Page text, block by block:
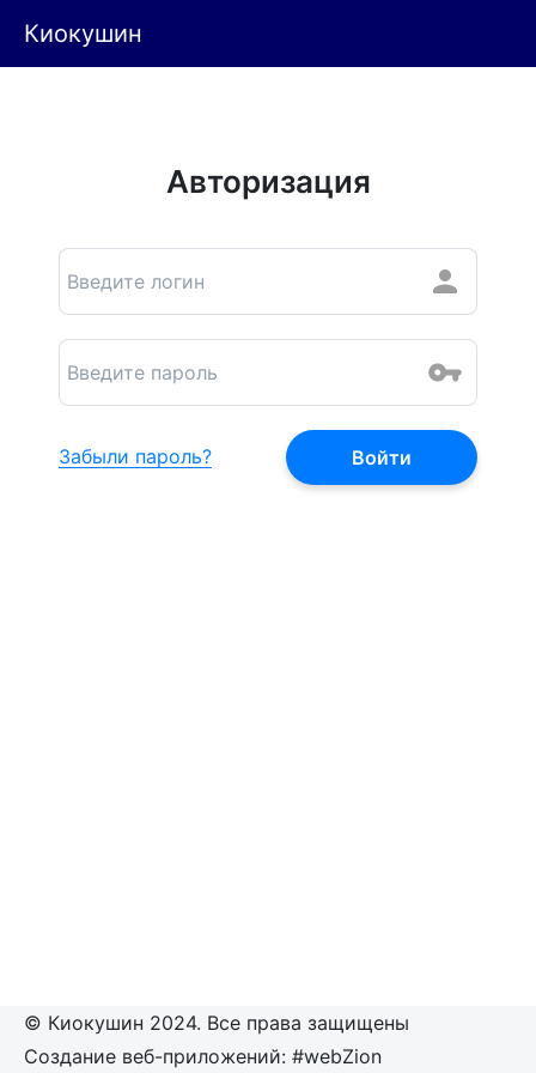
Киокушин
Авторизация
Забыли пароль?
© Киокушин 2024. Все права защищены
Создание веб-приложений: #webZion